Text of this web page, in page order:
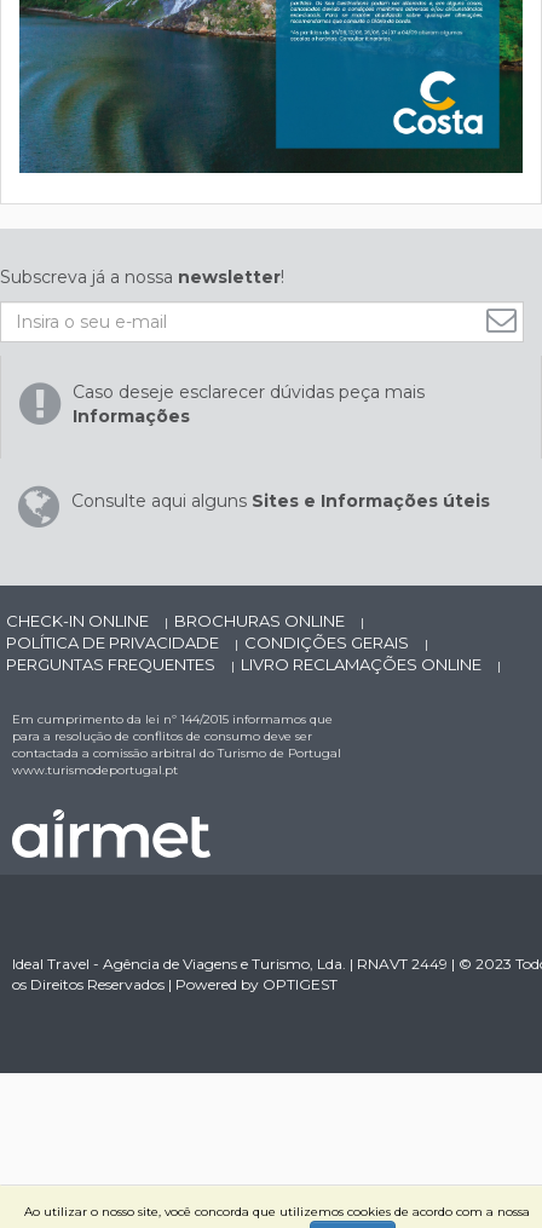
Subscreva já a nossa newsletter!
Caso deseje esclarecer dúvidas peça mais
Informações
Consulte aqui alguns Sites e Informações úteis
CHECK-IN ONLINE | BROCHURAS ONLINE |
POLÍTICA DE PRIVACIDADE | CONDIÇÕES GERAIS |
PERGUNTAS FREQUENTES | LIVRO RECLAMAÇÕES ONLINE |
Em cumprimento da lei nº 144/2015 informamos que
para a resolução de conflitos de consumo deve ser
contactada a comissão arbitral do Turismo de Portugal
www.turismodeportugal.pt
Ideal Travel - Agência de Viagens e Turismo, Lda. | RNAVT 2449 | © 2023
os Direitos Reservados | Powered by OPTIGEST
Ao utilizar o nosso site, você concorda que utilizemos cookies de acordo com a nossa